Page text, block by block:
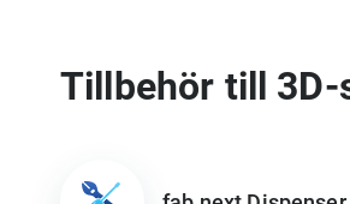
Tillbehör till 3D-